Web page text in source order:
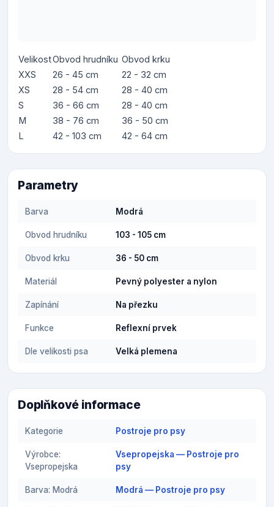
VelikostObvod hrudníku Obvod krku
XXS
26 - 45 cm
22 - 32 cm
XS
28 - 54 cm
28 - 40 cm
S
36 - 66 cm
28 - 40 cm
M
38 - 76 cm
36 - 50 cm
L
42 - 103 cm 42 - 64 cm
Parametry
Barva Modrá
Obvod hrudníku 103 - 105 cm
Obvod krku 36 - 50 cm
Materiál Pevný polyester a nylon
Zapínání Na přezku
Funkce Reflexní prvek
Dle velikosti psa Velká plemena
Doplňkové informace
Kategorie Postroje pro psy
Výrobce:
Vsepropejska
Vsepropejska — Postroje pro
psy
Barva: Modrá Modrá — Postroje pro psy